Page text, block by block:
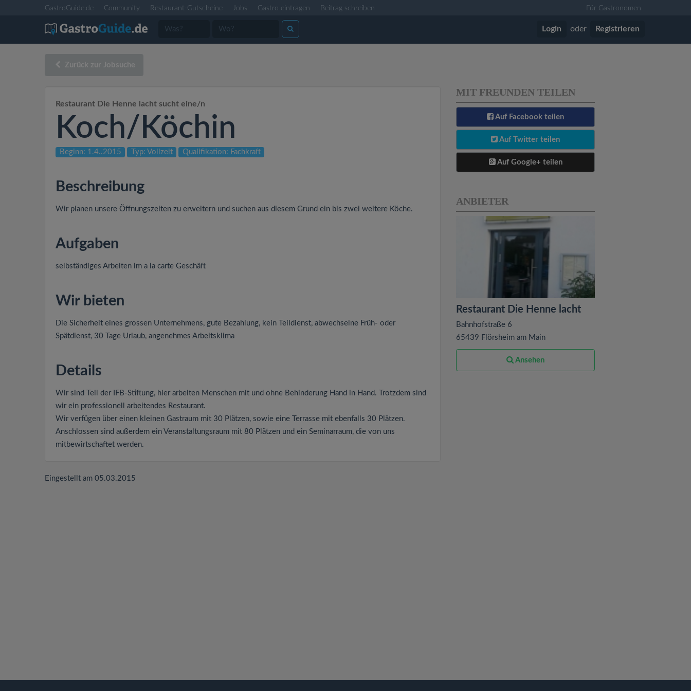
GastroGuide.de Community Restaurant-Gutscheine Jobs Gastro eintragen Beitrag schreiben Für Gastronomen
Login oder Registrieren
Zurück zur Jobsuche
Restaurant Die Henne lacht sucht eine/n
Koch/Köchin
Beginn: 1.4..2015 Typ: Vollzeit Qualifikation: Fachkraft
Beschreibung
Wir planen unsere Öffnungszeiten zu erweitern und suchen aus diesem Grund ein bis zwei weitere Köche.
Aufgaben
selbständiges Arbeiten im a la carte Geschäft
Wir bieten
Die Sicherheit eines grossen Unternehmens, gute Bezahlung, kein Teildienst, abwechselne Früh- oder
Spätdienst, 30 Tage Urlaub, angenehmes Arbeitsklima
Details
Wir sind Teil der IFB-Stiftung, hier arbeiten Menschen mit und ohne Behinderung Hand in Hand. Trotzdem sind
wir ein professionell arbeitendes Restaurant.
Wir verfügen über einen kleinen Gastraum mit 30 Plätzen, sowie eine Terrasse mit ebenfalls 30 Plätzen.
Anschlossen sind außerdem ein Veranstaltungsraum mit 80 Plätzen und ein Seminarraum, die von uns
mitbewirtschaftet werden.
Eingestellt am 05.03.2015
MIT FREUNDEN TEILEN
Auf Facebook teilen
Auf Twitter teilen
Auf Google+ teilen
ANBIETER
Restaurant Die Henne lacht
Bahnhofstraße 6
65439 Flörsheim am Main
Ansehen